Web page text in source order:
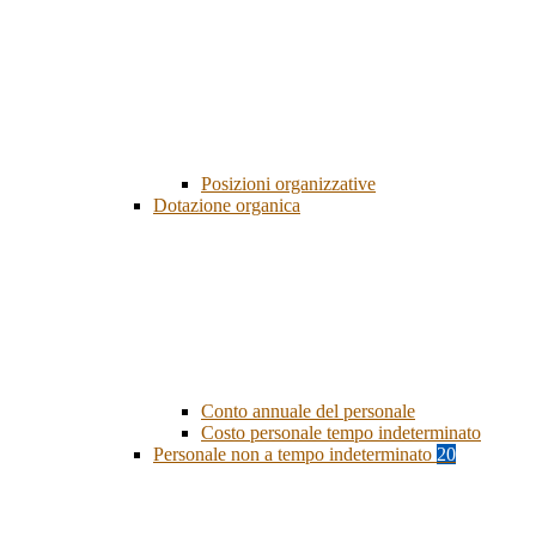
Posizioni organizzative
Dotazione organica
Conto annuale del personale
Costo personale tempo indeterminato
Personale non a tempo indeterminato 20